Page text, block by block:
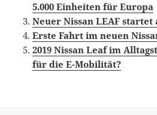
5.000 Einheiten für Europa
Neuer Nissan LEAF startet
Erste Fahrt im neuen
2019 Nissan Leaf im
für die E-Mobilität?